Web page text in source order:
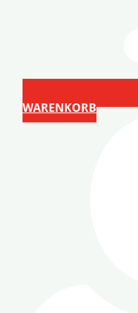
WARENKORB